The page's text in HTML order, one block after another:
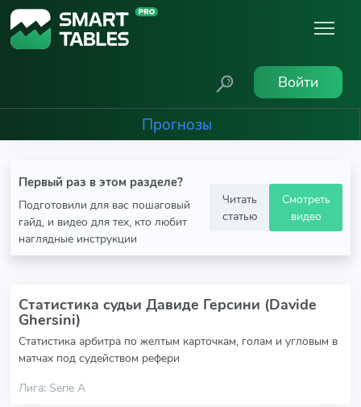
Войти
Прогнозы
Первый раз в этом разделе?
Подготовили для вас пошаговый
гайд, и видео для тех, кто любит
наглядные инструкции
Читать
статью
Смотреть
видео
Статистика судьи Давиде Герсини (Davide
Ghersini)
Статистика арбитра по желтым карточкам, голам и угловым в
матчах под судейством рефери
Лига: Serie A